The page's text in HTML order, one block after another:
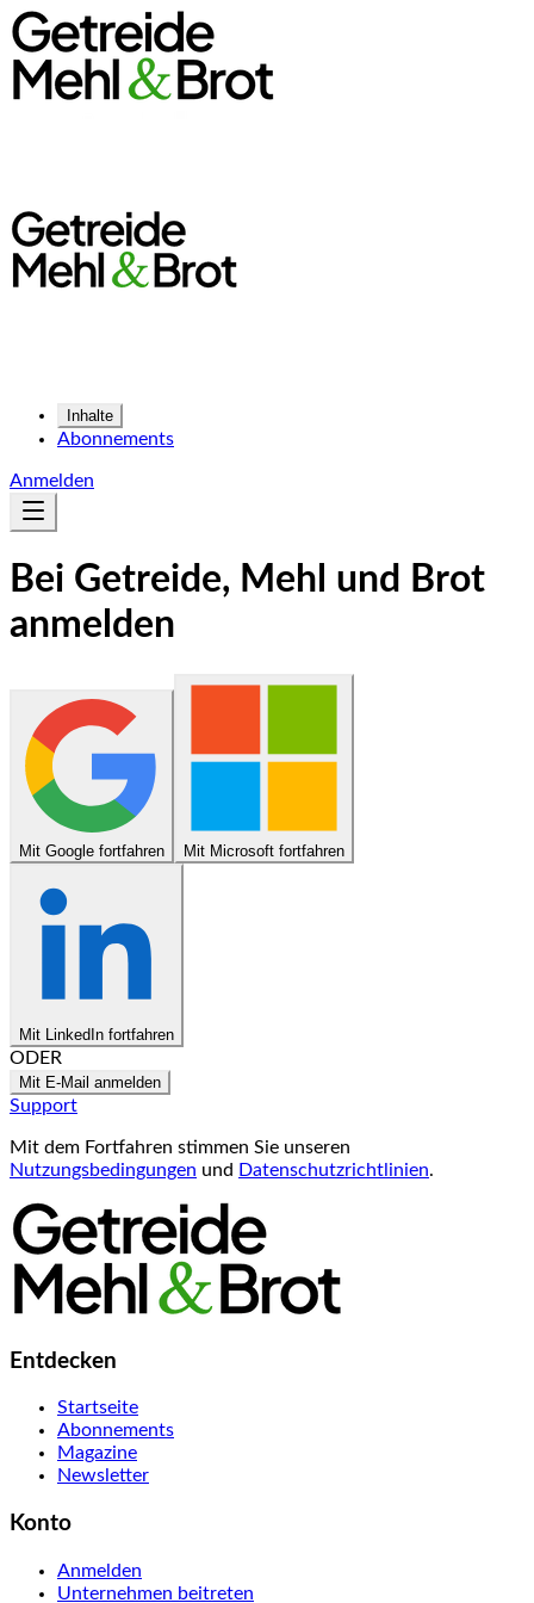
Inhalte
Abonnements
Anmelden
Bei Getreide, Mehl und Brot
anmelden
Mit Google fortfahren Mit Microsoft fortfahren
Mit LinkedIn fortfahren
ODER
Mit E-Mail anmelden
Support
Mit dem Fortfahren stimmen Sie unseren
Nutzungsbedingungen und Datenschutzrichtlinien.
Entdecken
Startseite
Abonnements
Magazine
Newsletter
Konto
Anmelden
Unternehmen beitreten